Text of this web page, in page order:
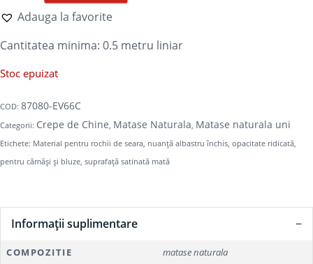
Adauga la favorite
Cantitatea minima: 0.5 metru liniar
Stoc epuizat
COD: 87080-EV66C
Categorii: Crepe de Chine Matase Naturala Matase naturala uni
Etichete: Material pentru rochii de seara nuanță albastru închis opacitate ridicată
pentru cămăși și bluze suprafață satinată mată
Informații suplimentare
COMPOZITIE
matase naturala